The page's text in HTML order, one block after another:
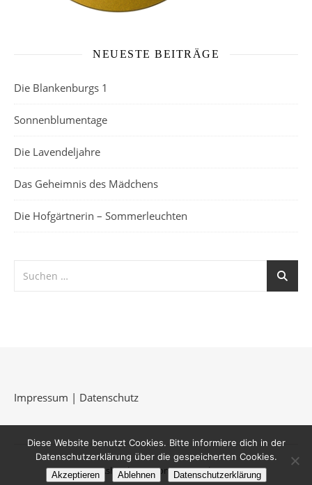
NEUESTE BEITRÄGE
Die Blankenburgs 1
Sonnenblumentage
Die Lavendeljahre
Das Geheimnis des Mädchens
Die Hofgärtnerin – Sommerleuchten
Impressum | Datenschutz
Ashe Theme vonWP Royal.
Diese Website benutzt Cookies. Bitte informiere dich in der
Datenschutzerklärung über die gespeicherten Cookies.
Akzeptieren Ablehnen Datenschutzerklärung